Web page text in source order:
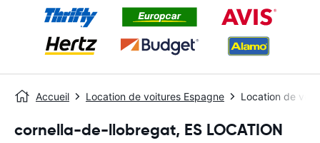
Accueil Location de voitures Espagne Location de
cornella-de-llobregat, ES LOCATION